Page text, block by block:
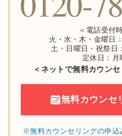
＜電話受付
火・水・木・金曜日
土・日曜日・祝祭日
定休日：月
＜ネットで無料カウン
無料カウンセ
※無料カウンセリングの申込